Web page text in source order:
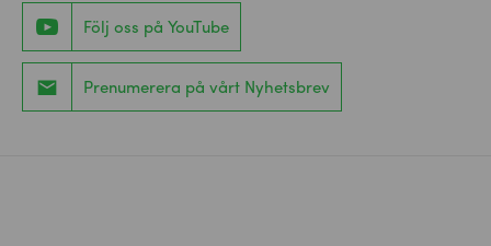
Följ oss på YouTube
Prenumerera på vårt Nyhetsbrev